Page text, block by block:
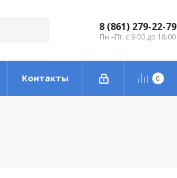
8 (861) 279-22-79
Пн.–Пт. с 9:00 до 18:00
0
Контакты